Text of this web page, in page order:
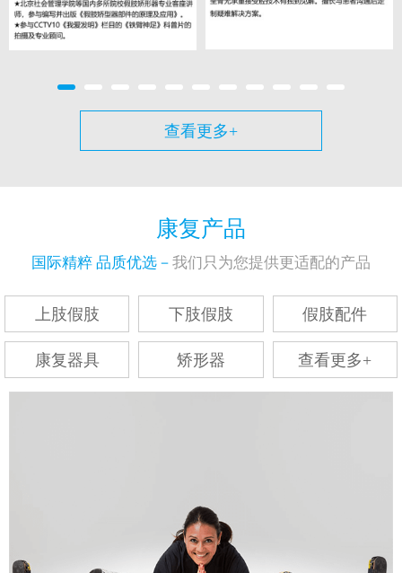
查看更多+
康复产品
国际精粹 品质优选－ 我们只为您提供更适配的产品
上肢假肢 下肢假肢 假肢配件
康复器具 矫形器 查看更多+